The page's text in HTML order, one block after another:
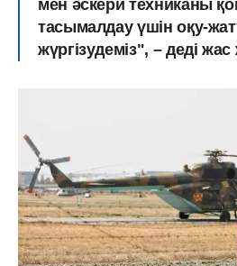
мен әскери техниканы
тасымалдау үшін оқу-
жүргізудеміз", – деді жас